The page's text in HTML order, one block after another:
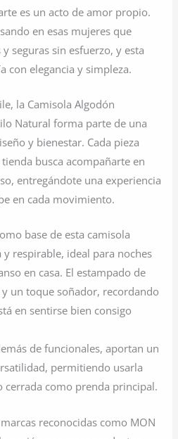
es un acto de amor propio.
en esas mujeres que
seguras sin esfuerzo, y esta
con elegancia y simpleza.
la Camisola Algodón
Natural forma parte de una
y bienestar. Cada pieza
busca acompañarte en
entregándote una experiencia
en cada movimiento.
base de esta camisola
respirable, ideal para noches
en casa. El estampado de
un toque soñador, recordando
en sentirse bien consigo
de funcionales, aportan un
permitiendo usarla
cerrada como prenda principal.
reconocidas como MON